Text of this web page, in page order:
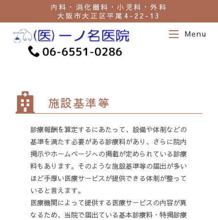
内科・消化器科・小児科・外科
大阪市大正区平尾4-22-13
Menu
施設基準等
診療報酬を算定するにあたって、設備や体制などの
基準を満たす必要がある診療料があり、さらに院内
掲示やホームページへの掲載が定められている診療
料もあります。そのような施設基準等の届出が多い
ほど手厚い医療サービスが提供できる体制が整って
いると言えます。
医療機関によって提供する医療サービスの内容が異
なるため、当院で届出ている基本診療料・特掲診療